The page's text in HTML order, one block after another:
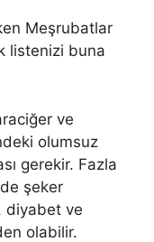
Meşrubatlar
listenizi buna
ve
olumsuz
gerekir. Fazla
şeker
diyabet ve
olabilir.